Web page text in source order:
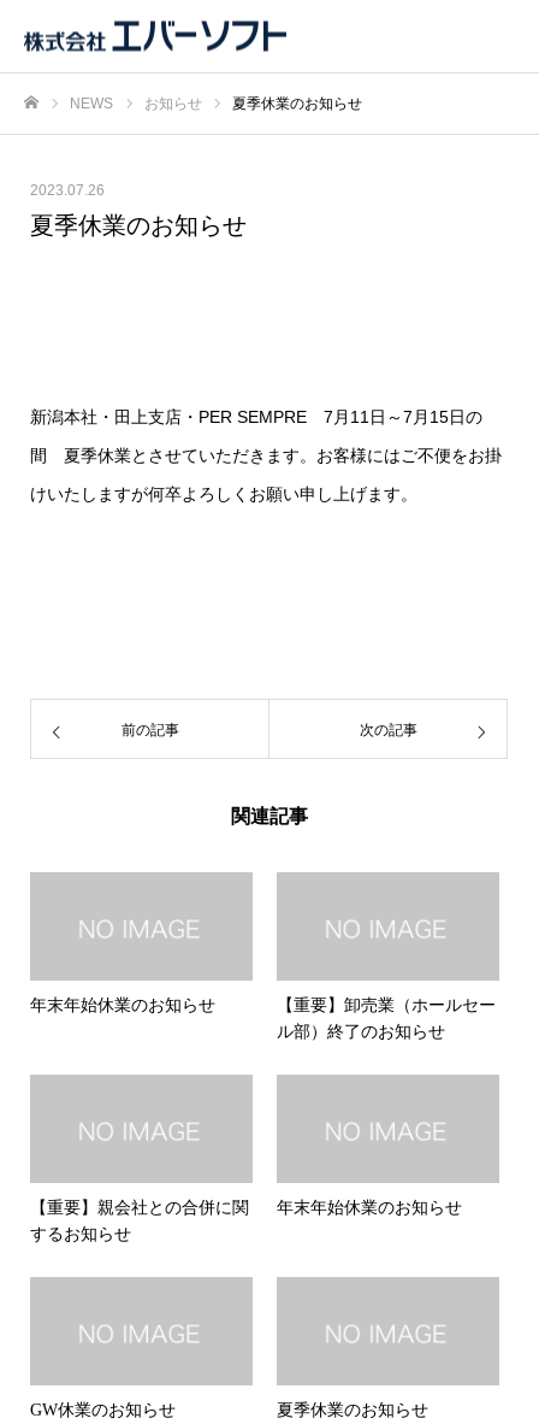
NEWS お知らせ 夏季休業のお知らせ
2023.07.26
夏季休業のお知らせ
新潟本社・田上支店・PER SEMPRE 7月11日～7月15日の
間 夏季休業とさせていただきます。お客様にはご不便をお掛
けいたしますが何卒よろしくお願い申し上げます。
前の記事 次の記事
関連記事
年末年始休業のお知らせ
【重要】卸売業（ホールセー
ル部）終了のお知らせ
【重要】親会社との合併に関
するお知らせ
年末年始休業のお知らせ
GW休業のお知らせ 夏季休業のお知らせ